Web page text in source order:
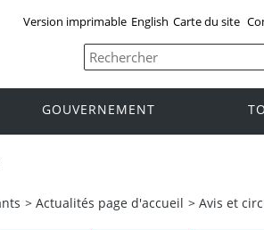
Version imprimable English Carte du site
GOUVERNEMENT
> Actualités page d'accueil > Avis et